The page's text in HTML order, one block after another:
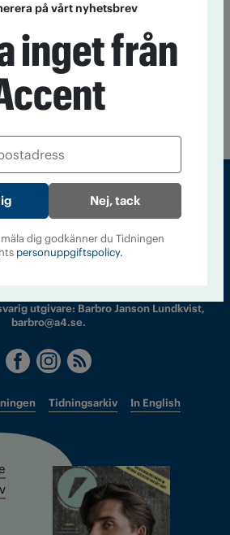
är det 50 år sedan Accent föddes
IOGT:s tidning Reformatorn och
en tidningsresa genom fem
många frågor är, om inte eviga, så i
tidning om droger och nykterhet
Bondegatan 21, 116 33 Stockholm
accent@iogt.se
utgivare: Barbro Janson Lundkvist,
barbro@a4.se.
Tidningsarkiv In English
på vårt nyhetsbrev
inget från
Nej, tack
dig godkänner du Tidningen
personuppgiftspolicy.